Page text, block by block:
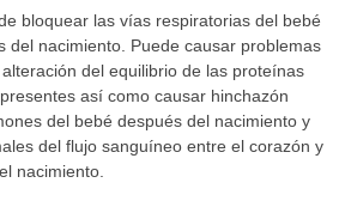
bloquear las vías respiratorias del bebé
del nacimiento. Puede causar problemas
del equilibrio de las proteínas
así como causar hinchazón
del bebé después del nacimiento y
del flujo sanguíneo entre el corazón y
nacimiento.